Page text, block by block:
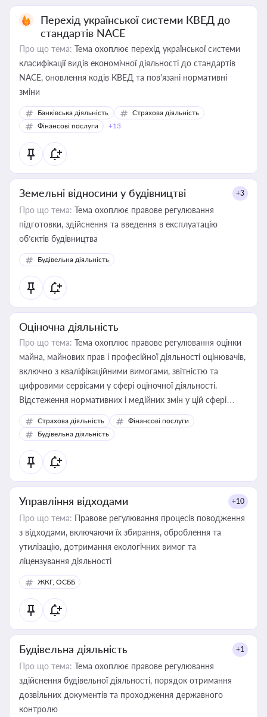
Перехід української системи КВЕД до
стандартів NACE
Про що тема: Тема охоплює перехід української системи
класифікації видів економічної діяльності до стандартів
NACE, оновлення кодів КВЕД та пов'язані нормативні
зміни
Банківська діяльність
Страхова діяльність
Фінансові послуги
+13
Земельні відносини у будівництві +3
Про що тема: Тема охоплює правове регулювання
підготовки, здійснення та введення в експлуатацію
об’єктів будівництва
Будівельна діяльність
Оціночна діяльність
Про що тема: Тема охоплює правове регулювання оцінки
майна, майнових прав і професійної діяльності оцінювачів,
включно з кваліфікаційними вимогами, звітністю та
цифровими сервісами у сфері оціночної діяльності.
Відстеження нормативних і медійних змін у цій сфері
корисне для власника бізнесу, керівника, юриста або
бухгалтера під час оподаткування, приватизації, оренди
державного майна, корпоративних угод і перевірки
статусу суб'єктів оціночної діяльності
Страхова діяльність
Фінансові послуги
Будівельна діяльність
Управління відходами +10
Про що тема: Правове регулювання процесів поводження
з відходами, включаючи їх збирання, оброблення та
утилізацію, дотримання екологічних вимог та
ліцензування діяльності
ЖКГ, ОСББ
Будівельна діяльність +1
Про що тема: Тема охоплює правове регулювання
здійснення будівельної діяльності, порядок отримання
дозвільних документів та проходження державного
контролю